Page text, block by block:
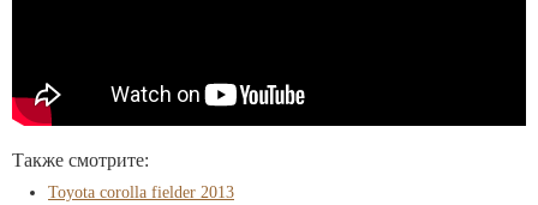
Также смотрите:
Toyota corolla fielder 2013